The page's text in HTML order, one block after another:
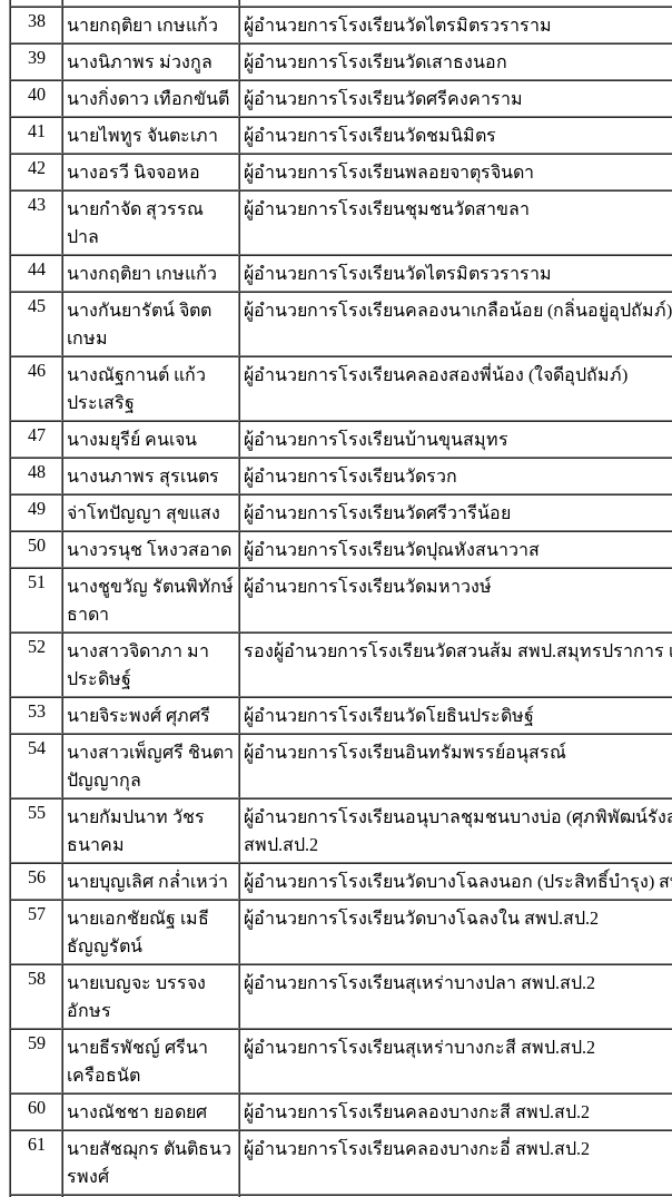
38 นายกฤติยา เกษแก้ว ผู้อำนวยการโรงเรียนวัดไตรมิตรวราราม
39
นางนิภาพร ม่วงกูล ผู้อำนวยการโรงเรียนวัดเสาธงนอก
40
นางกิ่งดาว เทือกขันตี ผู้อำนวยการโรงเรียนวัดศรีคงคาราม
41
นายไพทูร จันตะเภา ผู้อำนวยการโรงเรียนวัดชมนิมิตร
42
นางอรวี นิจจอหอ ผู้อำนวยการโรงเรียนพลอยจาตุรจินดา
43
นายกำจัด สุวรรณ
ปาล
ผู้อำนวยการโรงเรียนชุมชนวัดสาขลา
44 นางกฤติยา เกษแก้ว ผู้อำนวยการโรงเรียนวัดไตรมิตรวราราม
45
นางกันยารัตน์ จิตต
เกษม
ผู้อำนวยการโรงเรียนคลองนาเกลือน้อย (กลิ่นอยู่อุปถัมภ์)
46
นางณัฐกานต์ แก้ว
ประเสริฐ
ผู้อำนวยการโรงเรียนคลองสองพี่น้อง (ใจดีอุปถัมภ์)
47 นางมยุรีย์ คนเจน ผู้อำนวยการโรงเรียนบ้านขุนสมุทร
48
นางนภาพร สุรเนตร ผู้อำนวยการโรงเรียนวัดรวก
49
จ่าโทปัญญา สุขแสง ผู้อำนวยการโรงเรียนวัดศรีวารีน้อย
50
นางวรนุช โหงวสอาด ผู้อำนวยการโรงเรียนวัดปุณหังสนาวาส
51
นางชูขวัญ รัตนพิทักษ์
ธาดา
ผู้อำนวยการโรงเรียนวัดมหาวงษ์
52
นางสาวจิดาภา มา
ประดิษฐ์
รองผู้อำนวยการโรงเรียนวัดสวนส้ม สพป.สมุทรปราการ
53 นายจิระพงศ์ ศุภศรี ผู้อำนวยการโรงเรียนวัดโยธินประดิษฐ์
54
นางสาวเพ็ญศรี ชินตา
ปัญญากุล
ผู้อำนวยการโรงเรียนอินทรัมพรรย์อนุสรณ์
55
นายกัมปนาท วัชร
ธนาคม
ผู้อำนวยการโรงเรียนอนุบาลชุมชนบางบ่อ (ศุภพิพัฒน์รัง
สพป.สป.2
56 นายบุญเลิศ กล่ำเหว่า ผู้อำนวยการโรงเรียนวัดบางโฉลงนอก (ประสิทธิ์บำรุง)
57
นายเอกชัยณัฐ เมธี
ธัญญรัตน์
ผู้อำนวยการโรงเรียนวัดบางโฉลงใน สพป.สป.2
58
นายเบญจะ บรรจง
อักษร
ผู้อำนวยการโรงเรียนสุเหร่าบางปลา สพป.สป.2
59
นายธีรพัชญ์ ศรีนา
เครือธนัต
ผู้อำนวยการโรงเรียนสุเหร่าบางกะสี สพป.สป.2
60 นางณัชชา ยอดยศ ผู้อำนวยการโรงเรียนคลองบางกะสี สพป.สป.2
61
นายสัชฌุกร ตันติธนว
รพงศ์
ผู้อำนวยการโรงเรียนคลองบางกะอี่ สพป.สป.2